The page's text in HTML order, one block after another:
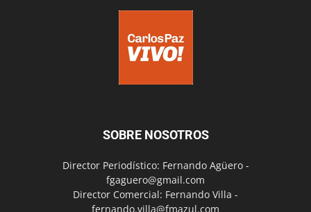
SOBRE NOSOTROS
Director Periodístico: Fernando Agüero -
fgaguero@gmail.com
Director Comercial: Fernando Villa -
fernando.villa@fmazul.com